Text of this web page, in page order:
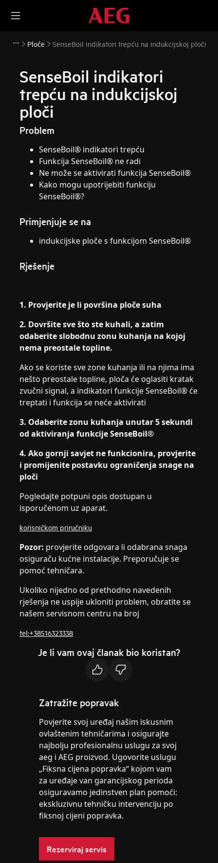
Ploče SenseBoil indikatori trepću na indukcijskoj ploči
SenseBoil indikatori
trepću na indukcijskoj
ploči
Problem
SenseBoil® indikatori trepću
Funkcija SenseBoil® ne radi
Ne može se aktivirati funkcija SenseBoil®
Kako mogu upotrijebiti funkciju
SenseBoil®?
Primjenjuje se na
indukcijske ploče s funkcijom SenseBoil®
Rješenje
1. Provjerite je li površina ploče suha
2. Dovršite sve što ste kuhali, a zatim
odaberite slobodnu zonu kuhanja na kojoj
nema preostale topline.
Ako se koriste sve zone kuhanja ili na njima ima
nešto preostale topline, ploča će oglasiti kratak
zvučni signal, a indikatori funkcije SenseBoil® će
treptati i funkcija se neće aktivirati
3. Odaberite zonu kuhanja unutar 5 sekundi
od aktiviranja funkcije SenseBoil®
4. Ako gornji savjet ne funkcionira, provjerite
i promijenite postavku ograničenja snage na
ploči
Pogledajte potpuni opis dostupan u
isporučenom uz aparat.
korisničkom priručniku
Pozor: provjerite odgovara li odabrana snaga
osiguraču kućne instalacije. Preporučuje se
pomoć tehničara.
Ukoliko nijedno od prethodno navedenih
rješenja ne uspije ukloniti problem, obratite se
našem servisnom centru na broj
tel:+38516323338
Je li vam ovaj članak bio koristan?
Zatražite popravak
Povjerite svoj uređaj našim iskusnim
ovlaštenim tehničarima i osigurajte
najbolju profesionalnu uslugu za svoj
aeg i AEG proizvod. Ugovorite uslugu
„Fiksna cijena popravka“ kojom vam
za uređaje van garancijskog perioda
osiguravamo jedinstven plan pomoći:
ekskluzivnu tehničku intervenciju po
fiksnoj cijeni popravka.
Rezerviraj servis